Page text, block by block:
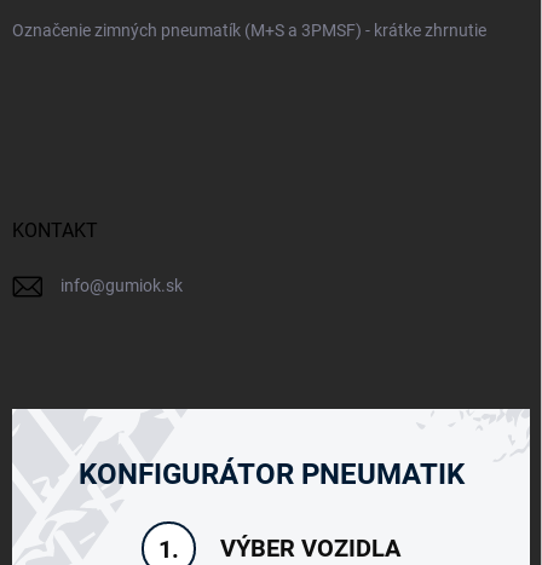
Označenie zimných pneumatík (M+S a 3PMSF) - krátke zhrnutie
KONTAKT
info@gumiok.sk
KONFIGURÁTOR PNEUMATIK
1. VÝBER VOZIDLA